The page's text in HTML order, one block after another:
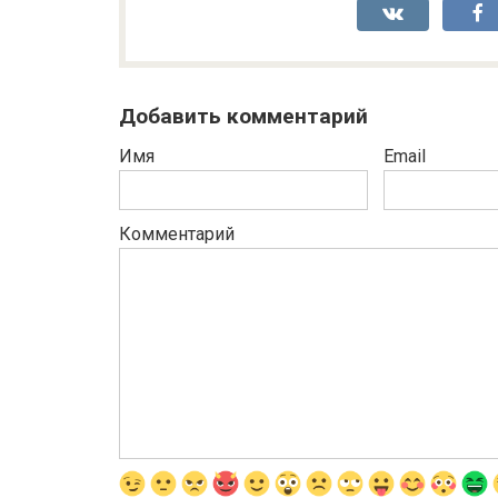
Добавить комментарий
Имя Email
Комментарий